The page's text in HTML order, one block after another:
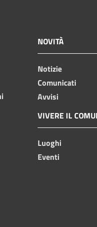
NOVITÀ
Notizie
Comunicati
Avvisi
VIVERE IL
Luoghi
Eventi